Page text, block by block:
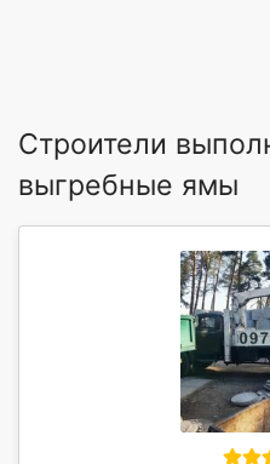
Строители
выгребные ямы